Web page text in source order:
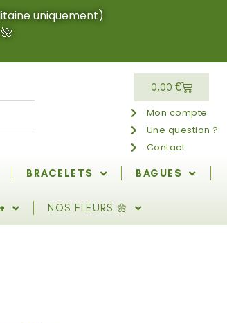
uniquement)
🌺
0,00 €
Mon compte
Une question ?
Contact
BRACELETS BAGUES
NOS FLEURS 🌼